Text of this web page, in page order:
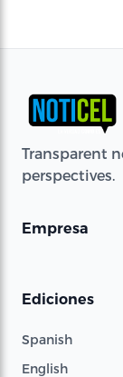
Transparent
perspectives.
Empresa
Ediciones
Spanish
English